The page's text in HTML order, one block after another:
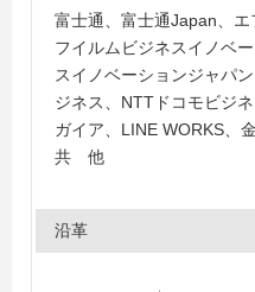
富士通、富士通Japan、
フイルムビジネスイノベ
スイノベーションジャパ
ジネス、NTTドコモビジ
ガイア、LINE WORKS、
共 他
沿革